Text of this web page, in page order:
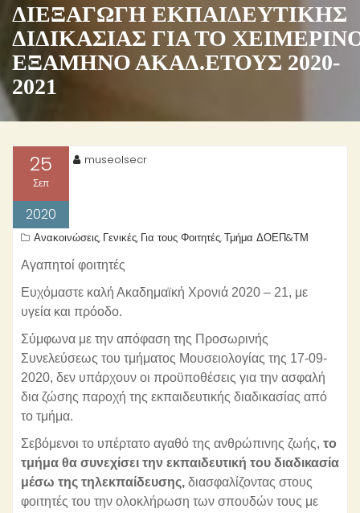
ΔΙΕΞΑΓΩΓΗ ΕΚΠΑΙΔΕΥΤΙΚΗΣ
ΔΙΔΙΚΑΣΙΑΣ ΓΙΑ ΤΟ
ΕΞΑΜΗΝΟ ΑΚΑΔ.ΕΤΟΥΣ 2020-
2021
25
Σεπ
2020
museolsecr
Ανακοινώσεις, Γενικές, Για τους Φοιτητές,Τμήμα ΔΟΕΠ&ΤΜ
Αγαπητοί φοιτητές
Ευχόμαστε καλή Ακαδημαϊκή Χρονιά 2020 – 21, με
υγεία και πρόοδο.
Σύμφωνα με την απόφαση της Προσωρινής
Συνελεύσεως του τμήματος Μουσειολογίας της 17-09-
2020, δεν υπάρχουν οι προϋποθέσεις για την ασφαλή
δια ζώσης παροχή της εκπαιδευτικής διαδικασίας από
το τμήμα.
Σεβόμενοι το υπέρτατο αγαθό της ανθρώπινης ζωής, το
τμήμα θα συνεχίσει την εκπαιδευτική του διαδικασία
μέσω της τηλεκπαίδευσης, διασφαλίζοντας στους
φοιτητές του την ολοκλήρωση των σπουδών τους με